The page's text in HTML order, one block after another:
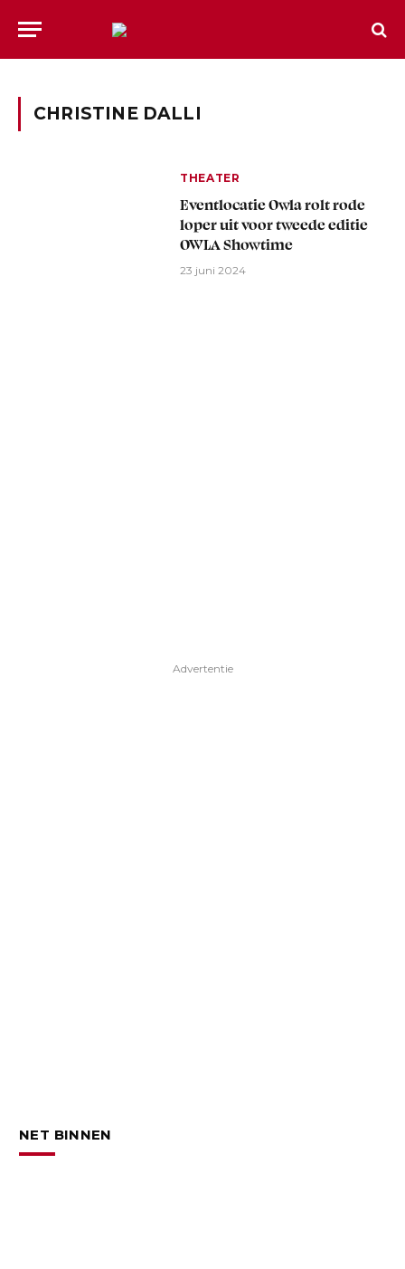
CHRISTINE DALLI
THEATER
Eventlocatie Owla rolt rode
loper uit voor tweede editie
OWLA Showtime
23 juni 2024
Advertentie
NET BINNEN